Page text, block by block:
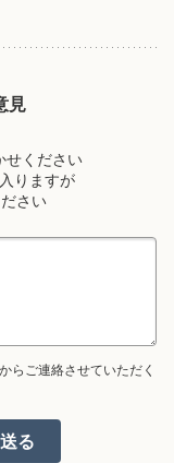
見
せください
りますが
さい
らご連絡させていただく